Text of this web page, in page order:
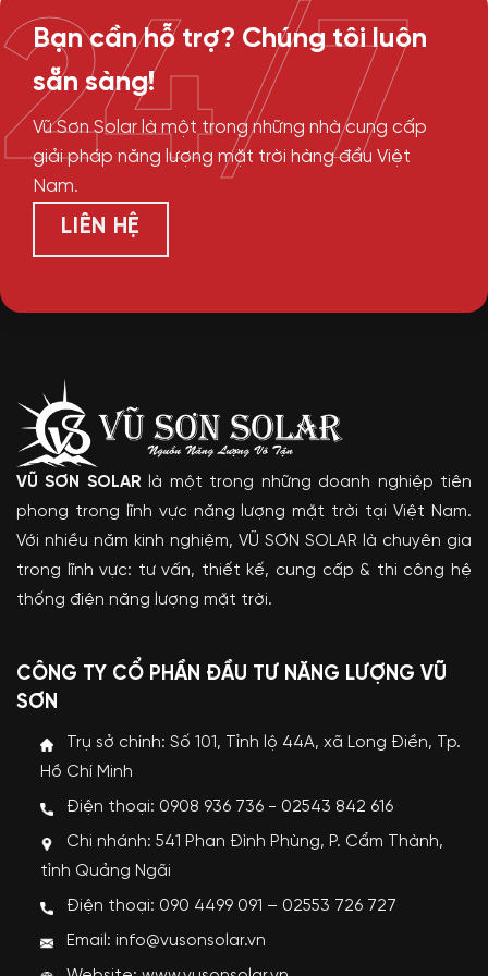
Bạn cần hỗ trợ? Chúng tôi luôn
sẵn sàng!
Vũ Sơn Solar là một trong những nhà cung cấp
giải pháp năng lượng mặt trời hàng đầu Việt
Nam.
LIÊN HỆ
24/7
VŨ SƠN SOLAR là một trong những doanh nghiệp tiên
phong trong lĩnh vực năng lượng mặt trời tại Việt Nam.
Với nhiều năm kinh nghiệm, VŨ SƠN SOLAR là chuyên gia
trong lĩnh vực: tư vấn, thiết kế, cung cấp & thi công hệ
thống điện năng lượng mặt trời.
CÔNG TY CỔ PHẦN ĐẦU TƯ NĂNG LƯỢNG VŨ
SƠN
Trụ sở chính: Số 101, Tỉnh lộ 44A, xã Long Điền, Tp.
Hồ Chí Minh
Điện thoại: 0908 936 736 - 02543 842 616
Chi nhánh: 541 Phan Đình Phùng, P. Cẩm Thành,
tỉnh Quảng Ngãi
Điện thoại: 090 4499 091 – 02553 726 727
Email: info@vusonsolar.vn